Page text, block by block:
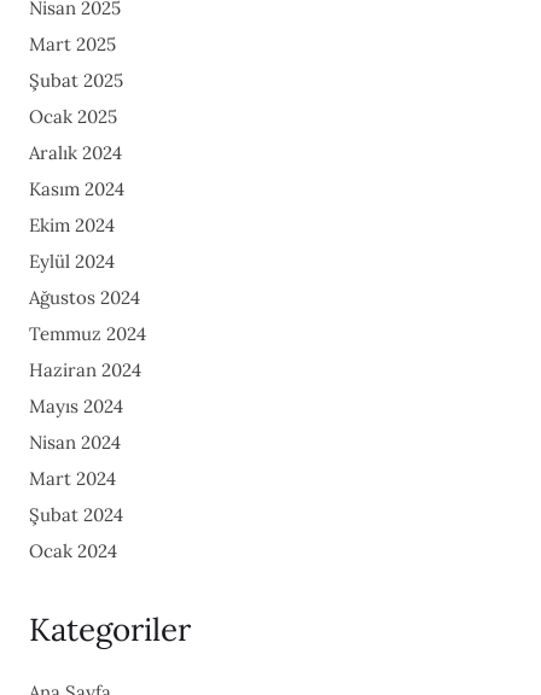
Nisan 2025
Mart 2025
Şubat 2025
Ocak 2025
Aralık 2024
Kasım 2024
Ekim 2024
Eylül 2024
Ağustos 2024
Temmuz 2024
Haziran 2024
Mayıs 2024
Nisan 2024
Mart 2024
Şubat 2024
Ocak 2024
Kategoriler